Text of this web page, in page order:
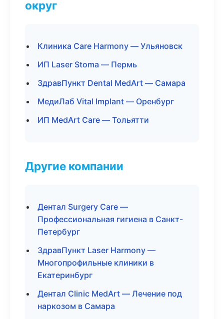
округ
Клиника Care Harmony — Ульяновск
ИП Laser Stoma — Пермь
ЗдравПункт Dental MedArt — Самара
МедиЛаб Vital Implant — Оренбург
ИП MedArt Care — Тольятти
Другие компании
Дентал Surgery Care —
Профессиональная гигиена в Санкт-
Петербург
ЗдравПункт Laser Harmony —
Многопрофильные клиники в
Екатеринбург
Дентал Clinic MedArt — Лечение под
наркозом в Самара